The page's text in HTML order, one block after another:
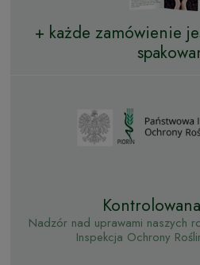
+ każde zamówienie
Nadzór nad uprawami naszych
Inspekcja Ochrony